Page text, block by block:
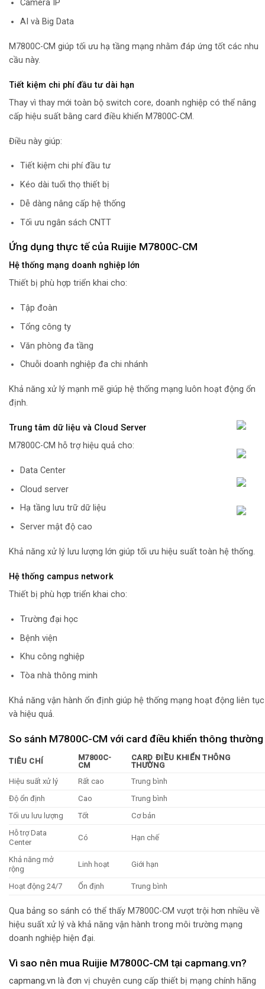
Camera IP
AI và Big Data
M7800C-CM giúp tối ưu hạ tầng mạng nhằm đáp ứng tốt các nhu
cầu này.
Tiết kiệm chi phí đầu tư dài hạn
Thay vì thay mới toàn bộ switch core, doanh nghiệp có thể nâng
cấp hiệu suất bằng card điều khiển M7800C-CM.
Điều này giúp:
Tiết kiệm chi phí đầu tư
Kéo dài tuổi thọ thiết bị
Dễ dàng nâng cấp hệ thống
Tối ưu ngân sách CNTT
Ứng dụng thực tế của Ruijie M7800C-CM
Hệ thống mạng doanh nghiệp lớn
Thiết bị phù hợp triển khai cho:
Tập đoàn
Tổng công ty
Văn phòng đa tầng
Chuỗi doanh nghiệp đa chi nhánh
Khả năng xử lý mạnh mẽ giúp hệ thống mạng luôn hoạt động ổn
định.
Trung tâm dữ liệu và Cloud Server
M7800C-CM hỗ trợ hiệu quả cho:
Data Center
Cloud server
Hạ tầng lưu trữ dữ liệu
Server mật độ cao
Khả năng xử lý lưu lượng lớn giúp tối ưu hiệu suất toàn hệ thống.
Hệ thống campus network
Thiết bị phù hợp triển khai cho:
Trường đại học
Bệnh viện
Khu công nghiệp
Tòa nhà thông minh
Khả năng vận hành ổn định giúp hệ thống mạng hoạt động liên tục
và hiệu quả.
So sánh M7800C-CM với card điều khiển thông thường
TIÊU CHÍ
M7800C-
CM
CARD ĐIỀU KHIỂN THÔNG
THƯỜNG
Hiệu suất xử lý
Rất cao
Trung bình
Độ ổn định
Cao
Trung bình
Tối ưu lưu lượng
Tốt
Cơ bản
Hỗ trợ Data
Center
Có Hạn chế
Khả năng mở
rộng
Linh hoạt Giới hạn
Hoạt động 24/7 Ổn định Trung bình
Qua bảng so sánh có thể thấy M7800C-CM vượt trội hơn nhiều về
hiệu suất xử lý và khả năng vận hành trong môi trường mạng
doanh nghiệp hiện đại.
Vì sao nên mua Ruijie M7800C-CM tại capmang.vn?
capmang.vn là đơn vị chuyên cung cấp thiết bị mạng chính hãng